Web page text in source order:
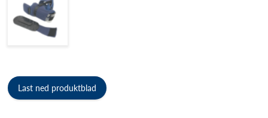
Last ned produktblad